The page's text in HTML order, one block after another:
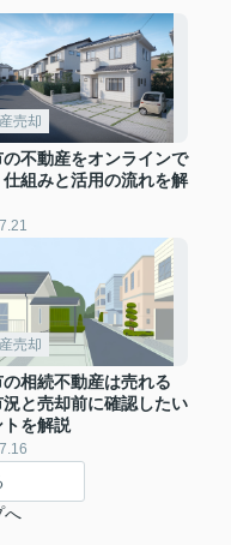
売却
不動産をオンラインで
組みと活用の流れを解
売却
相続不動産は売れる
と売却前に確認したい
を解説
へ